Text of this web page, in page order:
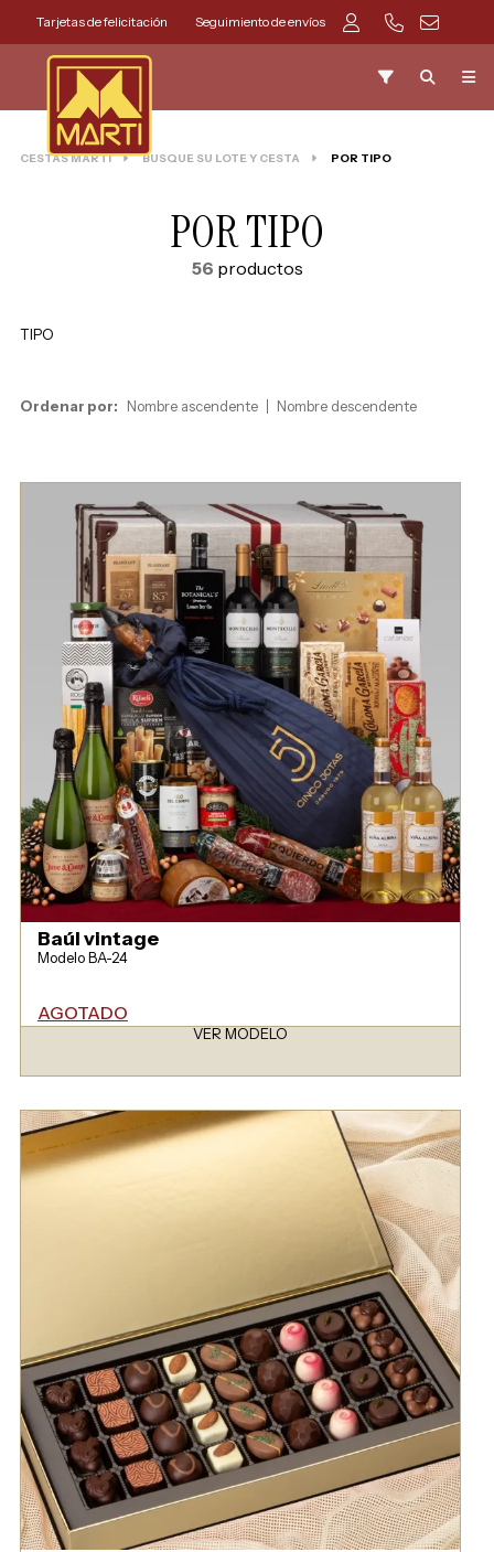
Tarjetas de felicitación Seguimiento de envíos
CESTAS MARTI BUSQUE SU LOTE Y CESTA POR TIPO
POR TIPO
56 productos
TIPO
Ordenar por: Nombre ascendente Nombre descendente
Baúl vintage
Modelo BA-24
AGOTADO
VER MODELO